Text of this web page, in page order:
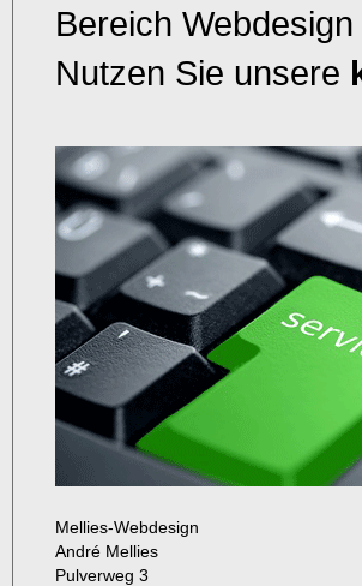
Bereich
Nutzen Sie unsere
Mellies-Webdesign
André Mellies
Pulverweg 3